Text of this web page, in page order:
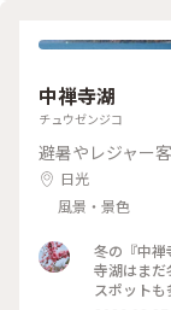
でした🍮 ・ ・ #ちい
ぷ日光 #こ
明治の館 #
ロールキャ
の館チー
ラン #日光
ケ🦀 ある
ーナ🧀 50
ーズと 砂
です✨ 表
ンの香り
最高のチ
・ ・ #ちいさな列車旅 #美しい
ことりっぷ
#明治の館
#クリーム
#ご当地
みることし
介したアメ
ので、終戦
に、一時
かったとありまし
です。 昔ながらのガラス窓から、緑と青い空が少しゆらめいて
鬼怒川温
得なフリーパ
#スペーシ
中禅寺湖
チュウゼンジコ
避暑やレジャー
日光
風景・景色
冬の『中禅
寺湖はまだ
スポット